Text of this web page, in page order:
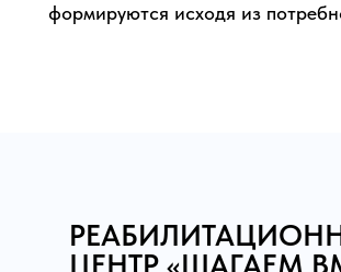
формируются исходя из